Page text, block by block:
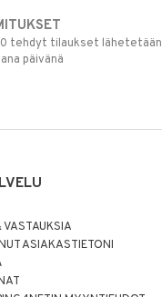
tehdyt tilaukset lähetetään
päivänä
ASIAKASTIETONI